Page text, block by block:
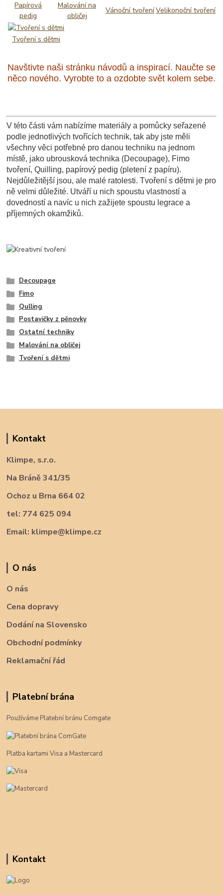
Papírová
pedig
Malování na
obličej
Vánoční tvořeníVelikonoční tvoření
Tvoření s dětmi
Navštivte naši stránku návodů a inspirací. Naučte se
něco nového. Vyrobte to a ozdobte svět kolem sebe.
V této části vám nabízíme materiály a pomůcky seřazené
podle jednotlivých tvořících technik, tak aby jste měli
všechny věci potřebné pro danou techniku na jednom
místě, jako ubrousková technika (Decoupage), Fimo
tvoření, Quilling, papírový pedig (pletení z papíru).
Nejdůležitější jsou, ale malé ratolesti. Tvoření s dětmi je pro
ně velmi důležité. Utváří u nich spoustu vlastností a
dovedností a navíc u nich zažijete spoustu legrace a
příjemných okamžiků.
Decoupage
Fimo
Qulling
Postavičky z pěnovky
Ostatní techniky
Malování na obličej
Tvoření s dětmi
Kontakt
Klimpe, s.r.o.
Na Bráně 341/35
Ochoz u Brna 664 02
tel: 774 625 094
Email: klimpe@klimpe.cz
O nás
O nás
Cena dopravy
Dodání na Slovensko
Obchodní podmínky
Reklamační řád
Platební brána
Používáme Platební bránu Comgate
Platba kartami Visa a Mastercard
Kontakt